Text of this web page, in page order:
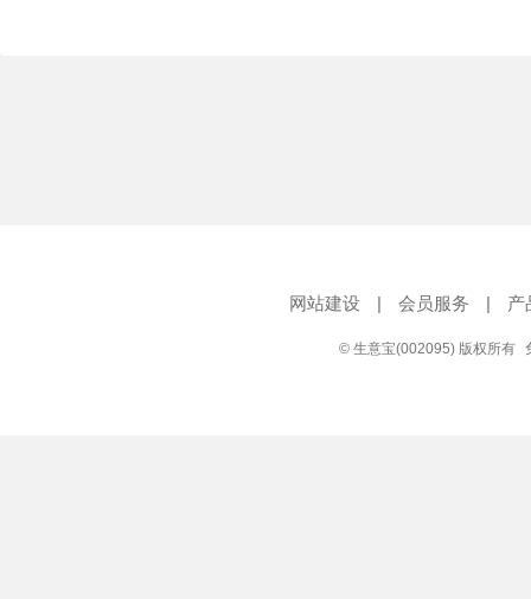
网站建设 | 会员服务 | 产
© 生意宝(002095) 版权所有